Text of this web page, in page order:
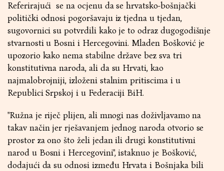
Referirajući se na ocjenu da se hrvatsko-bošnjački
politički odnosi pogoršavaju iz tjedna u tjedan,
sugovornici su potvrdili kako je to odraz dugogodišnje
stvarnosti u Bosni i Hercegovini. Mladen Bošković je
upozorio kako nema stabilne države bez sva tri
konstitutivna naroda, ali da su Hrvati, kao
najmalobrojniji, izloženi stalnim pritiscima i u
Republici Srpskoj i u Federaciji BiH.
"Ružna je riječ plijen, ali mnogi nas doživljavamo na
takav način jer rješavanjem jednog naroda otvorio se
prostor za ono što želi jedan ili drugi konstitutivni
narod u Bosni i Hercegovini", istaknuo je Bošković,
dodajući da su odnosi između Hrvata i Bošnjaka bili